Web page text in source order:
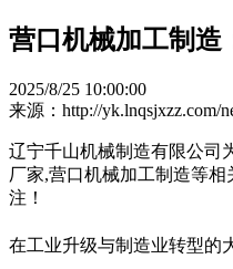
营口机械加工制造
2025/8/25 10:00:00
来源：http://yk.lnqsjxzz.com/
辽宁千山机械制造有限公司
厂家,营口机械加工制造等
注！
在工业升级与制造业转型的